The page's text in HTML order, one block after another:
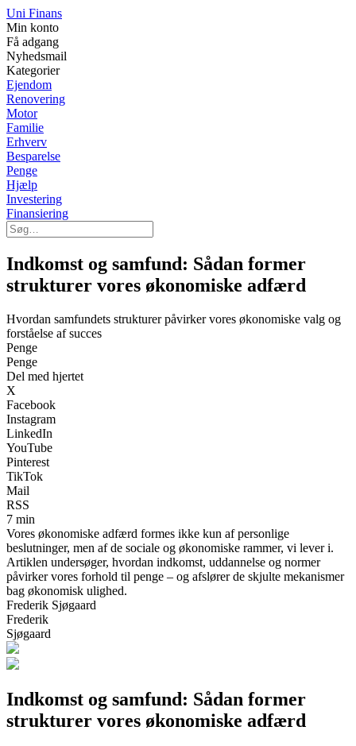
Uni Finans
Min konto
Få adgang
Nyhedsmail
Kategorier
Ejendom
Renovering
Motor
Familie
Erhverv
Besparelse
Penge
Hjælp
Investering
Finansiering
Indkomst og samfund: Sådan former
strukturer vores økonomiske adfærd
Hvordan samfundets strukturer påvirker vores økonomiske valg og
forståelse af succes
Penge
Penge
Del med hjertet
X
Facebook
Instagram
LinkedIn
YouTube
Pinterest
TikTok
Mail
RSS
7 min
Vores økonomiske adfærd formes ikke kun af personlige
beslutninger, men af de sociale og økonomiske rammer, vi lever i.
Artiklen undersøger, hvordan indkomst, uddannelse og normer
påvirker vores forhold til penge – og afslører de skjulte mekanismer
bag økonomisk ulighed.
Frederik Sjøgaard
Frederik
Sjøgaard
Indkomst og samfund: Sådan former
strukturer vores økonomiske adfærd